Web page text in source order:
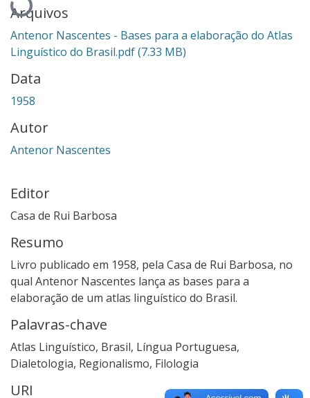
Arquivos
Antenor Nascentes - Bases para a elaboração do Atlas
Linguístico do Brasil.pdf(7.33 MB)
Data
1958
Autor
Antenor Nascentes
Editor
Casa de Rui Barbosa
Resumo
Livro publicado em 1958, pela Casa de Rui Barbosa, no
qual Antenor Nascentes lança as bases para a
elaboração de um atlas linguístico do Brasil.
Palavras-chave
Atlas Linguístico, Brasil, Língua Portuguesa,
Dialetologia, Regionalismo, Filologia
URI